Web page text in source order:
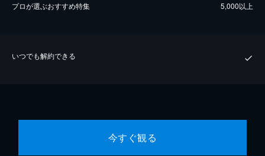
プロが選ぶおすすめ特集 5,000以上
いつでも解約できる
今すぐ観る